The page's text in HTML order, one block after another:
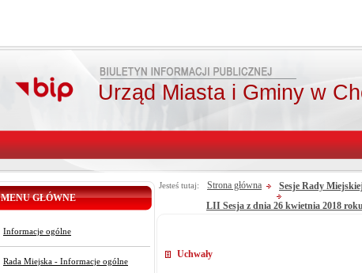
Urząd Miasta i Gminy w
MENU GŁÓWNE
Informacje ogólne
Rada Miejska - Informacje ogólne
Jesteś tutaj: Strona główna Sesje Rady
LII Sesja z dnia 26 kwietnia 2018
Uchwały